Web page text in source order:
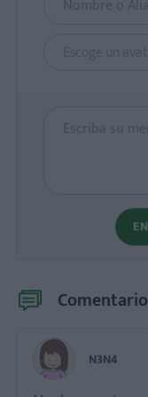
Escoge un
N3N4